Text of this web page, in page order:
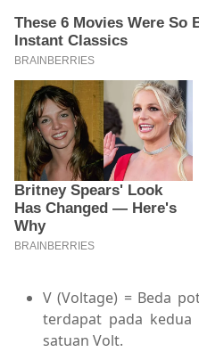
V (Voltage) = Beda
terdapat pada
satuan Volt.